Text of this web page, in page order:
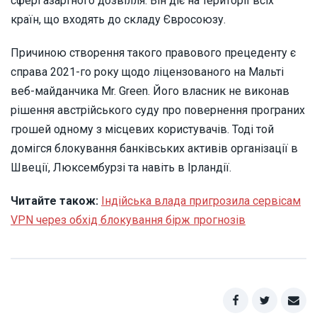
країн, що входять до складу Євросоюзу.
Причиною створення такого правового прецеденту є
справа 2021-го року щодо ліцензованого на Мальті
веб-майданчика Mr. Green. Його власник не виконав
рішення австрійського суду про повернення програних
грошей одному з місцевих користувачів. Тоді той
домігся блокування банківських активів організації в
Швеції, Люксембурзі та навіть в Ірландії.
Читайте також: Індійська влада пригрозила сервісам
VPN через обхід блокування бірж прогнозів